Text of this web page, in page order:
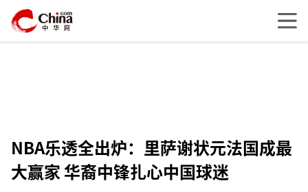
NBA乐透全出炉：里萨谢状元法国成最
大赢家 华裔中锋扎心中国球迷